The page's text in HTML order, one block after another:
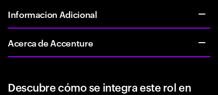
Informacion Adicional
Acerca de Accenture
Descubre cómo se integra este rol en